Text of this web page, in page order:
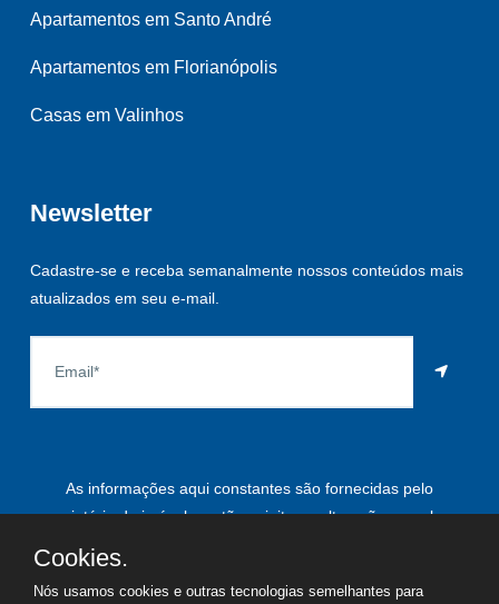
Apartamentos em Santo André
Apartamentos em Florianópolis
Casas em Valinhos
Newsletter
Cadastre-se e receba semanalmente nossos conteúdos mais
atualizados em seu e-mail.
As informações aqui constantes são fornecidas pelo
proprietário do imóvel e estão sujeitas a alteração a qualquer
Cookies.
Nós usamos cookies e outras tecnologias semelhantes para